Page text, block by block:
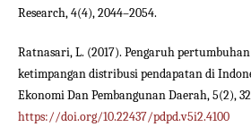
Research, 4(4), 2044–2054.
Ratnasari, L. (2017). Pengaruh
ketimpangan distribusi pendapatan di
Ekonomi Dan Pembangunan Daerah, 5(2),
https://doi.org/10.22437/pdpd.v5i2.4100